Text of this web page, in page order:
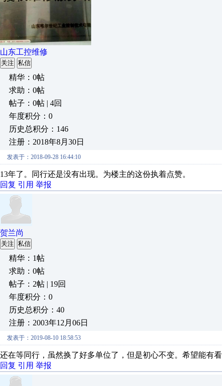
山东工控维修
关注 私信
精华：0帖
求助：0帖
帖子：0帖 | 4回
年度积分：0
历史总积分：146
注册：2018年8月30日
发表于：2018-09-28 16:44:10
13年了。同行还是没有出现。为楼主的这份执着点赞。
回复 引用 举报
贺兰尚
关注 私信
精华：1帖
求助：0帖
帖子：2帖 | 19回
年度积分：0
历史总积分：40
注册：2003年12月06日
发表于：2019-08-10 18:58:53
还在等同行，虽然换了好多单位了，但是初心不变。希望能有
回复 引用 举报